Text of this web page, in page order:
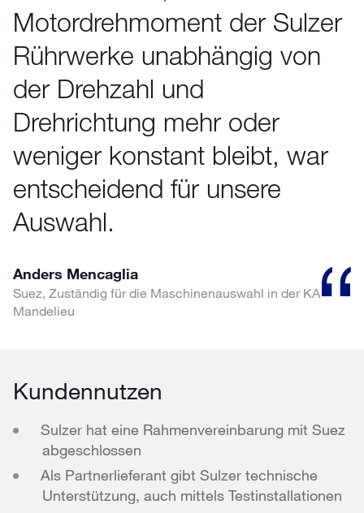
Motordrehmoment der Sulzer
Rührwerke unabhängig von
der Drehzahl und
Drehrichtung mehr oder
weniger konstant bleibt, war
entscheidend für unsere
Auswahl.
Anders Mencaglia
Suez, Zuständig für die Maschinenauswahl in der KA
Mandelieu
Kundennutzen
Sulzer hat eine Rahmenvereinbarung mit Suez
abgeschlossen
Als Partnerlieferant gibt Sulzer technische
Unterstützung, auch mittels Testinstallationen